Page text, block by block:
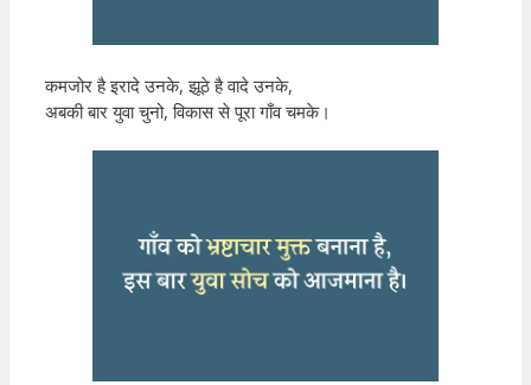
कमजोर है इरादे उनके, झूठे है वादे उनके,
अबकी बार युवा चुनो, विकास से पूरा गाँव चमके।